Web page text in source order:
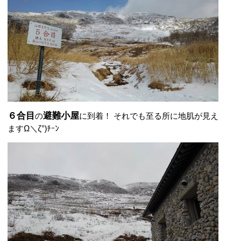
６合目 の避難小屋に到着！ それでも至る所に地肌が見え
ますΩ＼ζ°)ﾁｰﾝ